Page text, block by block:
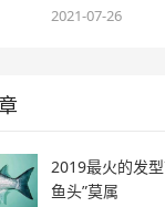
2021-07-26
2019最火的发
鱼头”莫属